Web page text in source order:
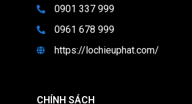
0901 337 999
0961 678 999
https://lochieuphat.com/
CHÍNH SÁCH